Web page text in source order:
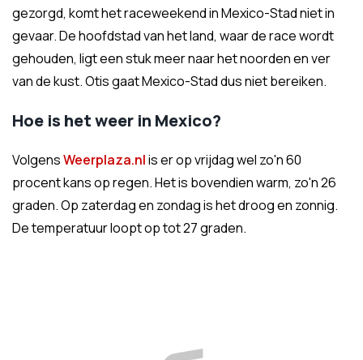
gezorgd, komt het raceweekend in Mexico-Stad niet in
gevaar. De hoofdstad van het land, waar de race wordt
gehouden, ligt een stuk meer naar het noorden en ver
van de kust. Otis gaat Mexico-Stad dus niet bereiken.
Hoe is het weer in Mexico?
VolgensWeerplaza.nlis er op vrijdag wel zo'n 60
procent kans op regen. Het is bovendien warm, zo'n 26
graden. Op zaterdag en zondag is het droog en zonnig.
De temperatuur loopt op tot 27 graden.